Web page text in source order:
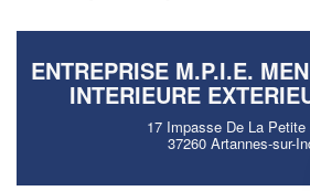
ENTREPRISE M.P.I.E.
INTERIEURE
17 Impasse De La Petite
37260 Artannes-sur-
✕
Vous